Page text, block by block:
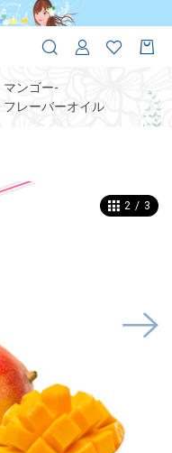
マンゴー-
フレーバーオイル
2 / 3